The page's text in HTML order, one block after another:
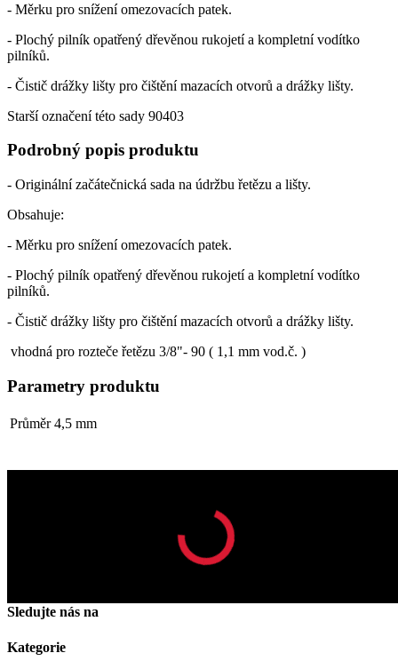
- Měrku pro snížení omezovacích patek.
- Plochý pilník opatřený dřevěnou rukojetí a kompletní vodítko
pilníků.
- Čistič drážky lišty pro čištění mazacích otvorů a drážky lišty.
Starší označení této sady 90403
Podrobný popis produktu
- Originální začátečnická sada na údržbu řetězu a lišty.
Obsahuje:
- Měrku pro snížení omezovacích patek.
- Plochý pilník opatřený dřevěnou rukojetí a kompletní vodítko
pilníků.
- Čistič drážky lišty pro čištění mazacích otvorů a drážky lišty.
vhodná pro rozteče řetězu 3/8"- 90 ( 1,1 mm vod.č. )
Parametry produktu
Průměr 4,5 mm
Sledujte nás na
Kategorie